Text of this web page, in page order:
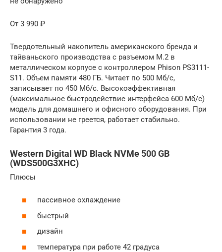
От 3 990 ₽
Твердотельный накопитель американского бренда и
тайваньского производства с разъемом M.2 в
металлическом корпусе с контроллером Phison PS3111-
S11. Объем памяти 480 ГБ. Читает по 500 Мб/с,
записывает по 450 Мб/с. Высокоэффективная
(максимальное быстродействие интерфейса 600 Мб/c)
модель для домашнего и офисного оборудования. При
использовании не греется, работает стабильно.
Гарантия 3 года.
Western Digital WD Black NVMe 500 GB
(WDS500G3XHC)
Плюсы
пассивное охлаждение
быстрый
дизайн
температура при работе 42 градуса